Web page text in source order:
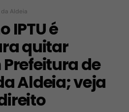
da Aldeia
IPTU é
quitar
de
Aldeia; veja